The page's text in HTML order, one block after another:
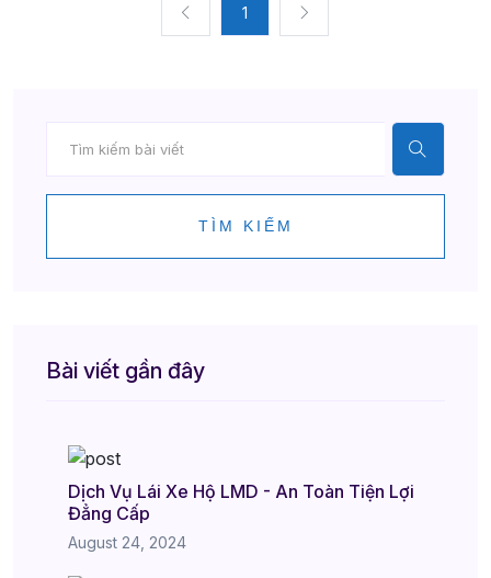
1
TÌM KIẾM
Bài viết gần đây
Dịch Vụ Lái Xe Hộ LMD - An Toàn Tiện Lợi
Đẳng Cấp
August 24, 2024